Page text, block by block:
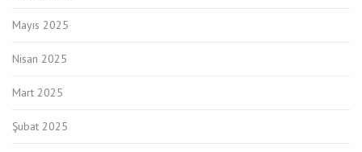
Mayıs 2025
Nisan 2025
Mart 2025
Şubat 2025